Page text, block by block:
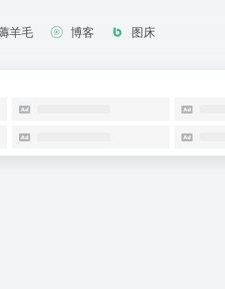
羊毛 博客 图床